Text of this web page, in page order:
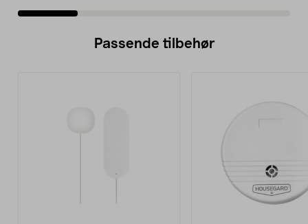
Passende tilbehør